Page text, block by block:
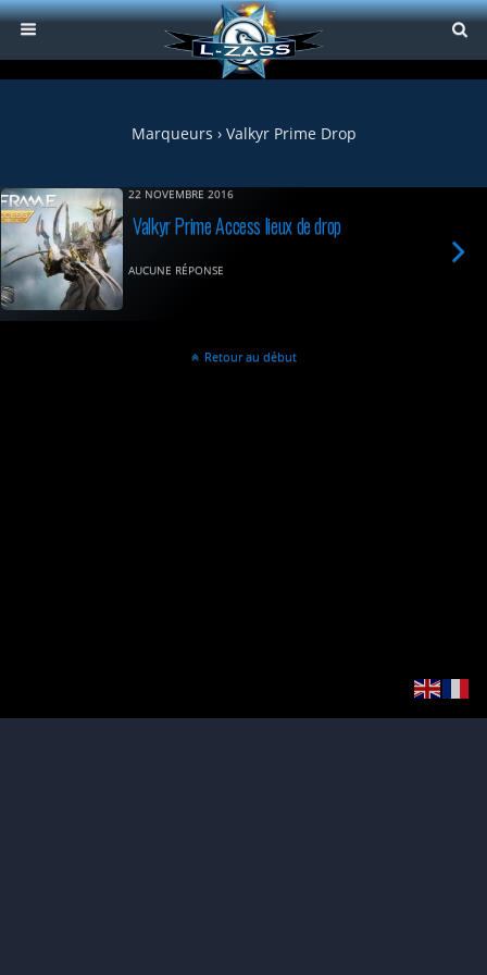
Marqueurs › Valkyr Prime Drop
22 NOVEMBRE 2016
Valkyr Prime Access lieux de drop
AUCUNE RÉPONSE
Retour au début